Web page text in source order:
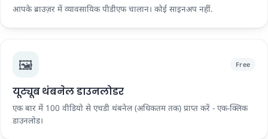
आपके ब्राउज़र में व्यावसायिक पीडीएफ चालान। कोई साइनअप नहीं.
🖼️ Free
यूट्यूब थंबनेल डाउनलोडर
एक बार में 100 वीडियो से एचडी थंबनेल (अधिकतम तक) प्राप्त करें - एक-क्लिक
डाउनलोड।